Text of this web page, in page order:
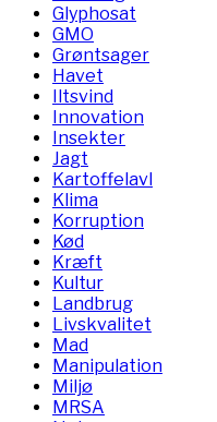
Glyphosat
GMO
Grøntsager
Havet
Iltsvind
Innovation
Insekter
Jagt
Kartoffelavl
Klima
Korruption
Kød
Kræft
Kultur
Landbrug
Livskvalitet
Mad
Manipulation
Miljø
MRSA